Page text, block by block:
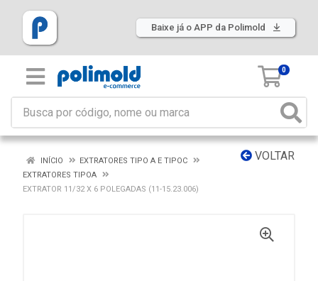
Baixe já o APP da Polimold
0
VOLTAR
INÍCIO
EXTRATORES TIPO A E TIPOC
EXTRATORES TIPOA
EXTRATOR 11/32 X 6 POLEGADAS (11-15.23.006)